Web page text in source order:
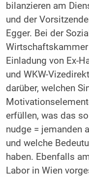
bilanzieren am
und der
Egger. Bei der
Einladung von Ex-
und WKW-
darüber, welchen
erfüllen, was das
nudge = jemanden
und welche
haben. Ebenfalls
Labor in Wien